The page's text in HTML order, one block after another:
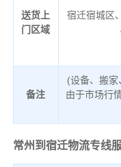
送货上
门区域
宿迁宿城区
备注
(设备、搬家
由于市场行
常州到宿迁物流专线